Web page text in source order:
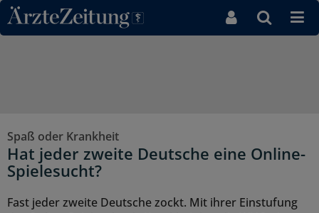
Direkt zum Inhaltsbereich
Spaß oder Krankheit
Hat jeder zweite Deutsche eine Online-
Spielesucht?
Fast jeder zweite Deutsche zockt. Mit ihrer Einstufung